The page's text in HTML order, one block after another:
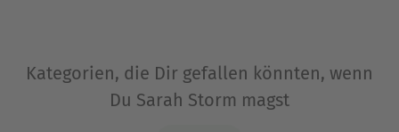
Kategorien, die Dir gefallen könnten, wenn
Du Sarah Storm magst